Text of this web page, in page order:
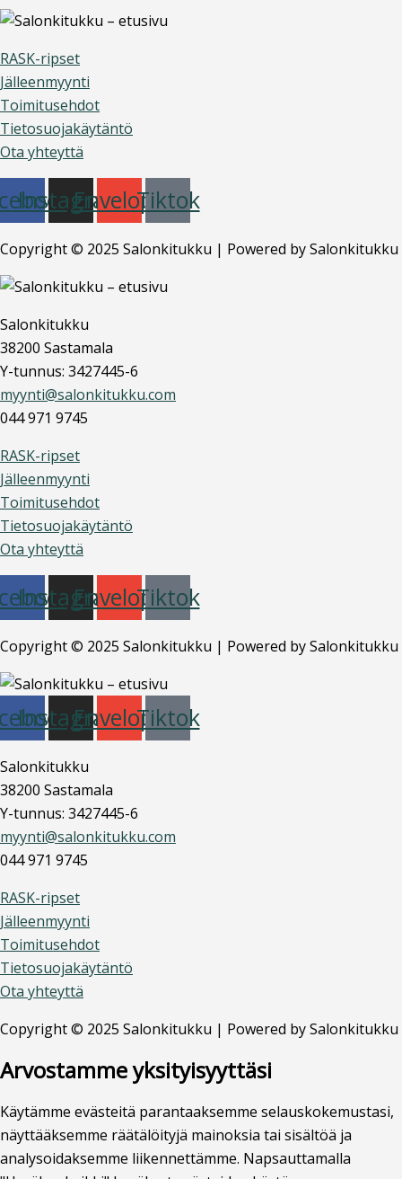
RASK-ripset
Jälleenmyynti
Toimitusehdot
Tietosuojakäytäntö
Ota yhteyttä
Instagram
EnvelopeTiktok
Copyright © 2025 Salonkitukku | Powered by Salonkitukku
Salonkitukku
38200 Sastamala
Y-tunnus: 3427445-6
myynti@salonkitukku.com
044 971 9745
RASK-ripset
Jälleenmyynti
Toimitusehdot
Tietosuojakäytäntö
Ota yhteyttä
Instagram
EnvelopeTiktok
Copyright © 2025 Salonkitukku | Powered by Salonkitukku
Instagram
EnvelopeTiktok
Salonkitukku
38200 Sastamala
Y-tunnus: 3427445-6
myynti@salonkitukku.com
044 971 9745
RASK-ripset
Jälleenmyynti
Toimitusehdot
Tietosuojakäytäntö
Ota yhteyttä
Copyright © 2025 Salonkitukku | Powered by Salonkitukku
Arvostamme yksityisyyttäsi
Käytämme evästeitä parantaaksemme selauskokemustasi,
näyttääksemme räätälöityjä mainoksia tai sisältöä ja
analysoidaksemme liikennettämme. Napsauttamalla